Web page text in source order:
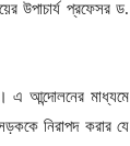
উপাচার্য প্রফেসর ড.
এ আন্দোলনের মাধ্যমে
নিরাপদ করার যে